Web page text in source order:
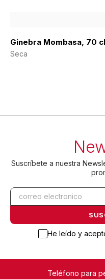
Ginebra Mombasa, 70
Seca
Suscríbete a nuestra
He leído y
Teléfono para